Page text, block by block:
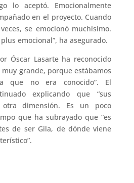
lo aceptó. Emocionalmente
en el proyecto. Cuando
se emocionó muchísimo.
emocional”, ha asegurado.
Óscar Lasarte ha reconocido
grande, porque estábamos
que no era conocido”. El
explicando que “sus
otra dimensión. Es un poco
que ha subrayado que “es
de ser Gila, de dónde viene